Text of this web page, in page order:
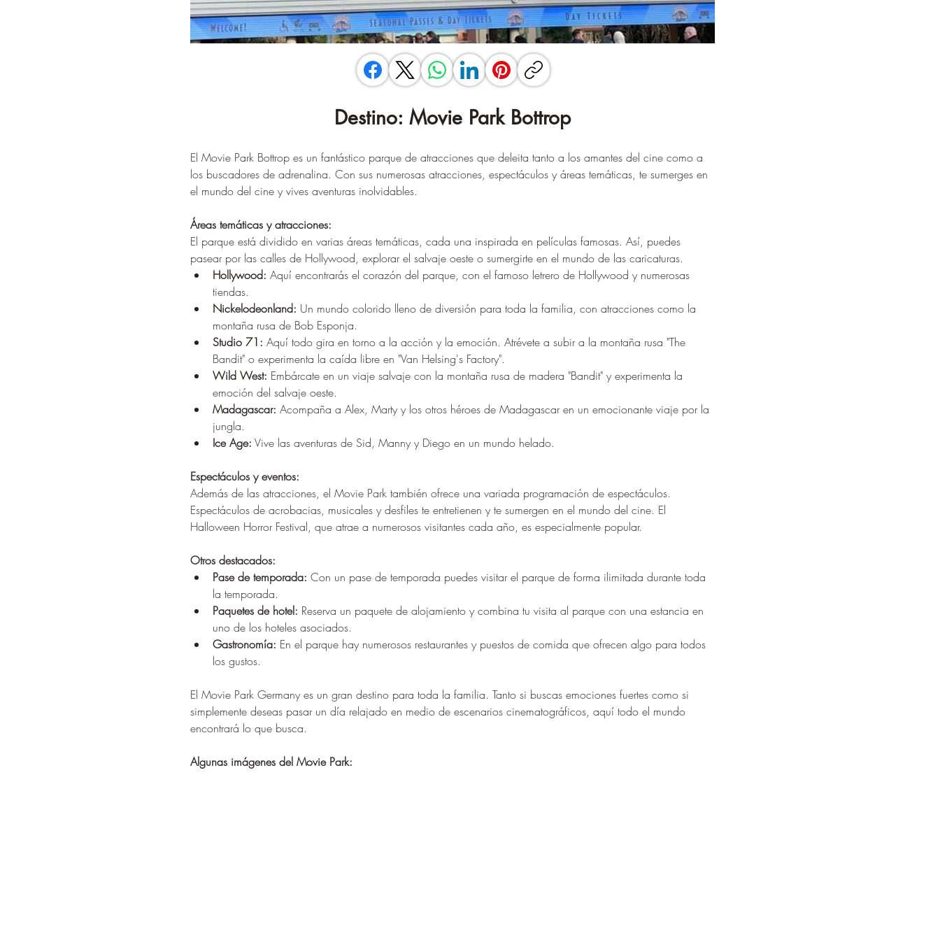
–¡
Destino: Movie Park Bottrop
El Movie Park Bottrop es un fantástico parque de atracciones que deleita tanto a los amantes del cine como a
los buscadores de adrenalina. Con sus numerosas atracciones, espectáculos y áreas temáticas, te sumerges en
el mundo del cine y vives aventuras inolvidables.
Áreas temáticas y atracciones:
El parque está dividido en varias áreas temáticas, cada una inspirada en películas famosas. Así, puedes
pasear por las calles de Hollywood, explorar el salvaje oeste o sumergirte en el mundo de las caricaturas.
Hollywood: Aquí encontrarás el corazón del parque, con el famoso letrero de Hollywood y numerosas
tiendas.
Nickelodeonland: Un mundo colorido lleno de diversión para toda la familia, con atracciones como la
montaña rusa de Bob Esponja.
Studio 71: Aquí todo gira en torno a la acción y la emoción. Atrévete a subir a la montaña rusa "The
Bandit" o experimenta la caída libre en "Van Helsing's Factory".
Wild West: Embárcate en un viaje salvaje con la montaña rusa de madera "Bandit" y experimenta la
emoción del salvaje oeste.
Madagascar: Acompaña a Alex, Marty y los otros héroes de Madagascar en un emocionante viaje por la
jungla.
Ice Age: Vive las aventuras de Sid, Manny y Diego en un mundo helado.
Espectáculos y eventos:
Además de las atracciones, el Movie Park también ofrece una variada programación de espectáculos.
Espectáculos de acrobacias, musicales y desfiles te entretienen y te sumergen en el mundo del cine. El
Halloween Horror Festival, que atrae a numerosos visitantes cada año, es especialmente popular.
Otros destacados:
Pase de temporada: Con un pase de temporada puedes visitar el parque de forma ilimitada durante toda
la temporada.
Paquetes de hotel: Reserva un paquete de alojamiento y combina tu visita al parque con una estancia en
uno de los hoteles asociados.
Gastronomía: En el parque hay numerosos restaurantes y puestos de comida que ofrecen algo para todos
los gustos.
El Movie Park Germany es un gran destino para toda la familia. Tanto si buscas emociones fuertes como si
simplemente deseas pasar un día relajado en medio de escenarios cinematográficos, aquí todo el mundo
encontrará lo que busca.
Algunas imágenes del Movie Park: